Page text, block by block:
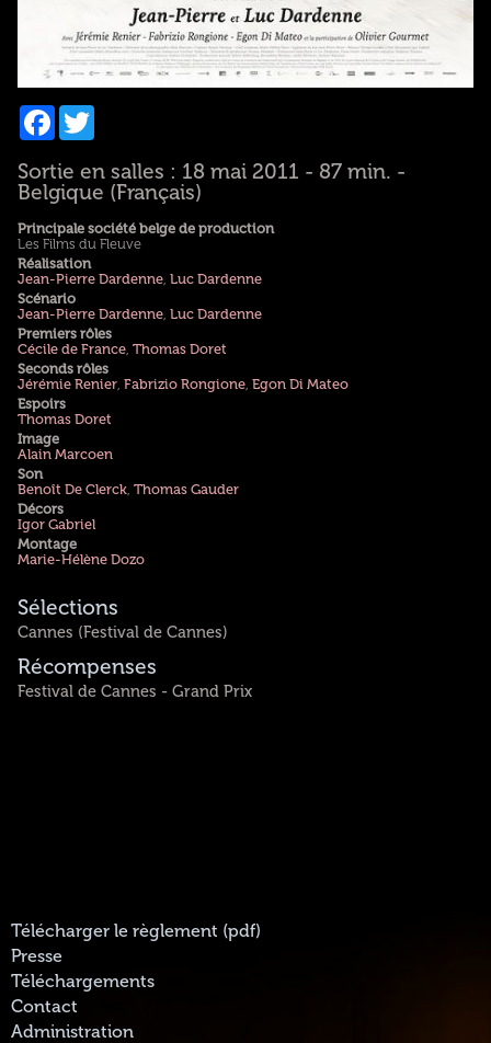
Facebook
Twitter
Sortie en salles : 18 mai 2011 - 87 min. -
Belgique (Français)
Principale société belge de production
Les Films du Fleuve
Réalisation
Jean-Pierre Dardenne, Luc Dardenne
Scénario
Jean-Pierre Dardenne, Luc Dardenne
Premiers rôles
Cécile de France, Thomas Doret
Seconds rôles
Jérémie Renier, Fabrizio Rongione, Egon Di Mateo
Espoirs
Thomas Doret
Image
Alain Marcoen
Son
Benoît De Clerck, Thomas Gauder
Décors
Igor Gabriel
Montage
Marie-Hélène Dozo
Sélections
Cannes (Festival de Cannes)
Récompenses
Festival de Cannes - Grand Prix
Télécharger le règlement (pdf)
Presse
Téléchargements
Contact
Administration